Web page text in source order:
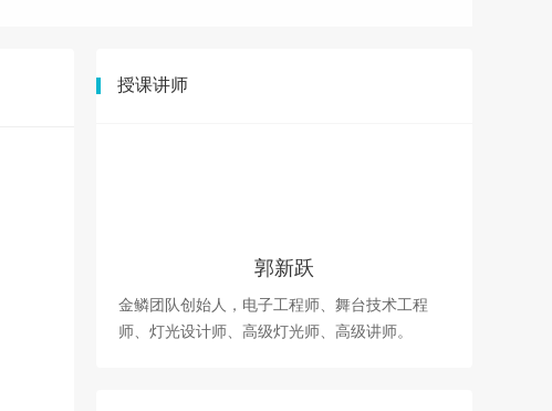
授课讲师
郭新跃
金鳞团队创始人，电子工程师、舞台技术工程
师、灯光设计师、高级灯光师、高级讲师。